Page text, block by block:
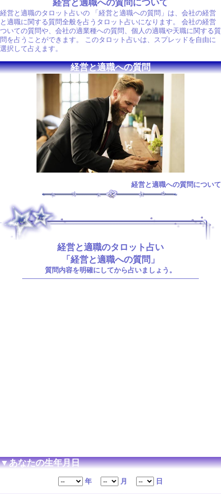
経営と適職への質問について
経営と適職のタロット占いの 「経営と適職への質問」は、会社の経営
と適職に関する質問全般を占うタロット占いになります。 会社の経営
ついての質問や、会社の適業種への質問、個人の適職や天職に関する質
問を占うことができます。 このタロット占いは、スプレッドを自由に
選択して占えます。
経営と適職への質問
経営と適職への質問について
経営と適職のタロット占い
「経営と適職への質問」
質問内容を明確にしてから占いましょう。
▼あなたの生年月日
年 月 日